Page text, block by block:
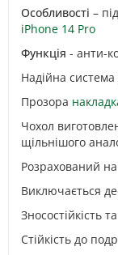
Особливості –
iPhone 14 Pro
Функція - анти-
Надійна система
Прозора
Чохол
щільнішого
Розрахований
Виключається
Зносостійкість
Стійкість до